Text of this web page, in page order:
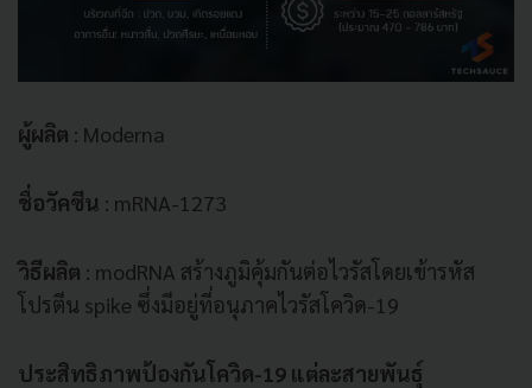
ผู้ผลิต : Moderna
ชื่อวัคซีน : mRNA-1273
วิธีผลิต : modRNA สร้างภูมิคุ้มกันต่อไวรัสโดยเข้ารหัส
โปรตีน spike ซึ่งมีอยู่ที่อนุภาคไวรัสโควิด-19
ประสิทธิภาพป้องกันโควิด-19 แต่ละสายพันธุ์